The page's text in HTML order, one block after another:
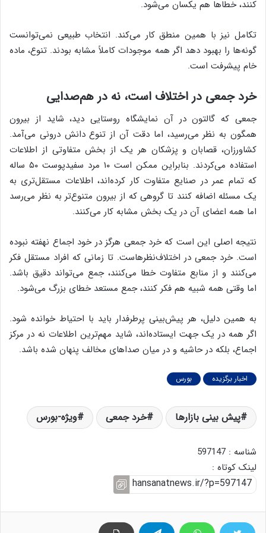
کنند، خطاها هم یکسان می‌شود.
تکامل نیز با همین منطق کار می‌کند. انتخاب طبیعی نمی‌توانست
گونه‌ها را بهبود دهد اگر همه موجودات کاملاً مشابه بودند. تنوع، ماده
خام پیشرفت است.
خرد جمعی در اختلاف است، نه در هم‌صدایی
جمعی که گالتون در آن نمایشگاه روستایی دید، شاید از بیرون
همگون به نظر می‌رسید، اما دقت آن از تنوع دانش درونی می‌آمد.
کشاورزان، قصابان و پزشکان هر یک از بخش متفاوتی از اطلاعات
استفاده می‌کردند. بنابراین ممکن است ۱۰ مرد سفیدپوست ۵۰ ساله
که تمام عمر در صنایع متفاوت کار کرده‌اند، اطلاعات مستقل‌تری به
یک مسئله اضافه کنند تا گروهی که از بیرون متنوع‌تر به نظر می‌رسد
اما همه اعضای آن در یک بخش مشابه کار می‌کنند.
نتیجه اصلی این است که خرد جمعی هرگز در خود اجماع نهفته نبوده
است. خرد جمعی در اختلاف‌نظرهاست. تا زمانی که افراد مستقل فکر
می‌کنند و از منابع متفاوت خطا می‌کنند، جمع می‌تواند دقیق باشد.
اما وقتی همه شبیه هم فکر کنند، جمع مستعد خطای بزرگ می‌شود.
به همین دلیل، هر پیش‌بینی پرطرفدار باید با احتیاط خوانده شود.
اگر همه در یک جهت ایستاده‌اند، شاید مهم‌ترین اطلاعات نه در مرکز
اجماع، بلکه در حاشیه و در میان صداهای مخالف پنهان شده باشد.
اخبار برگزیده بورس
پیش بینی بازارها خرد جمعی ویژه-بورس
شناسه : 597147
لینک کوتاه :